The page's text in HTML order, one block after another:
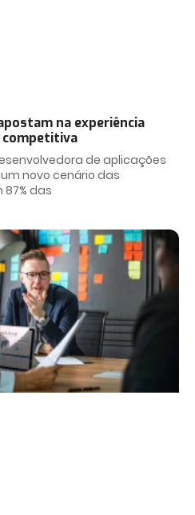
na experiência
de aplicações
novo cenário das
das